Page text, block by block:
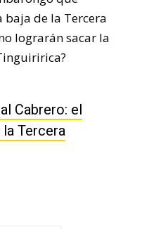
baja de la Tercera
lograrán sacar la
Cabrero: el
Tercera